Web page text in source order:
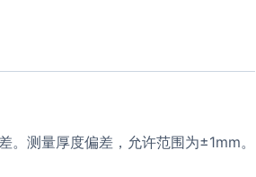
测量厚度偏差，允许范围为±1mm。